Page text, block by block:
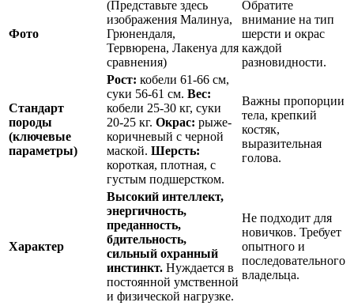
Фото
(Представьте здесь
изображения Малинуа,
Грюнендаля,
Тервюрена, Лакенуа для
сравнения)
Обратите
внимание на тип
шерсти и окрас
каждой
разновидности.
Стандарт
породы
(ключевые
параметры)
Рост: кобели 61-66 см,
суки 56-61 см. Вес:
кобели 25-30 кг, суки
20-25 кг. Окрас: рыже-
коричневый с черной
маской. Шерсть:
короткая, плотная, с
густым подшерстком.
Важны пропорции
тела, крепкий
костяк,
выразительная
голова.
Характер
Высокий интеллект,
энергичность,
преданность,
бдительность,
сильный охранный
инстинкт. Нуждается в
постоянной умственной
и физической нагрузке.
Не подходит для
новичков. Требует
опытного и
последовательного
владельца.